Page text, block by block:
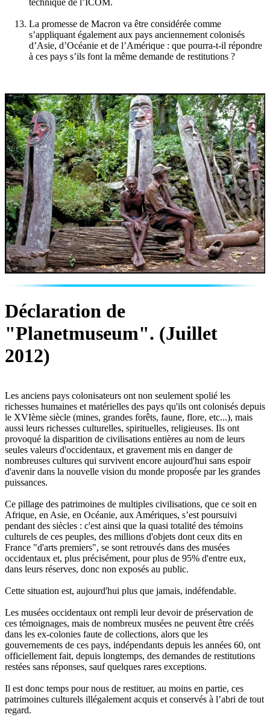
technique de l’ICOM.
La promesse de Macron va être considérée comme
s’appliquant également aux pays anciennement colonisés
d’Asie, d’Océanie et de l’Amérique : que pourra-t-il répondre
à ces pays s’ils font la même demande de restitutions ?
Déclaration de
"Planetmuseum". (Juillet
2012)
Les anciens pays colonisateurs ont non seulement spolié les
richesses humaines et matérielles des pays qu'ils ont colonisés depuis
le XVIème siècle (mines, grandes forêts, faune, flore, etc...), mais
aussi leurs richesses culturelles, spirituelles, religieuses. Ils ont
provoqué la disparition de civilisations entières au nom de leurs
seules valeurs d'occidentaux, et gravement mis en danger de
nombreuses cultures qui survivent encore aujourd'hui sans espoir
d'avenir dans la nouvelle vision du monde proposée par les grandes
puissances.
Ce pillage des patrimoines de multiples civilisations, que ce soit en
Afrique, en Asie, en Océanie, aux Amériques, s’est poursuivi
pendant des siècles : c'est ainsi que la quasi totalité des témoins
culturels de ces peuples, des millions d'objets dont ceux dits en
France "d'arts premiers", se sont retrouvés dans des musées
occidentaux et, plus précisément, pour plus de 95% d'entre eux,
dans leurs réserves, donc non exposés au public.
Cette situation est, aujourd'hui plus que jamais, indéfendable.
Les musées occidentaux ont rempli leur devoir de préservation de
ces témoignages, mais de nombreux musées ne peuvent être créés
dans les ex-colonies faute de collections, alors que les
gouvernements de ces pays, indépendants depuis les années 60, ont
officiellement fait, depuis longtemps, des demandes de restitutions
restées sans réponses, sauf quelques rares exceptions.
Il est donc temps pour nous de restituer, au moins en partie, ces
patrimoines culturels illégalement acquis et conservés à l’abri de tout
regard.